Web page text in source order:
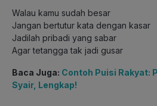
Walau kamu sudah besar
Jangan bertutur kata dengan kasar
Jadilah pribadi yang sabar
Agar tetangga tak jadi gusar
Baca Juga: Contoh Puisi Rakyat:
Syair, Lengkap!